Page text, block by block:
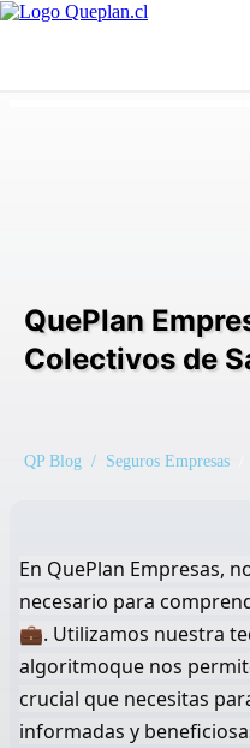
QuePlan
Colectivos de
QP Blog / Seguros Empresas
En QuePlan Empresas,
necesario para
💼. Utilizamos nuestra
algoritmoque nos
crucial que necesitas
informadas y